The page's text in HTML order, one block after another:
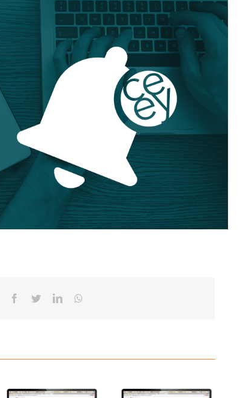
Facebook
TwitterLinkedin